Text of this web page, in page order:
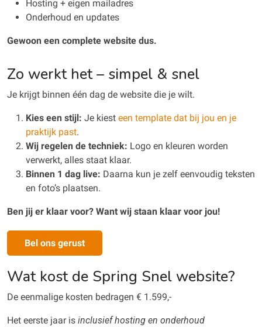
Hosting + eigen mailadres
Onderhoud en updates
Gewoon een complete website dus.
Zo werkt het – simpel & snel
Je krijgt binnen één dag de website die je wilt.
Kies een stijl: Je kiest een template dat bij jou en je
praktijk past.
Wij regelen de techniek: Logo en kleuren worden
verwerkt, alles staat klaar.
Binnen 1 dag live: Daarna kun je zelf eenvoudig teksten
en foto’s plaatsen.
Ben jij er klaar voor? Want wij staan klaar voor jou!
Bel ons gerust
Wat kost de Spring Snel website?
De eenmalige kosten bedragen € 1.599,-
Het eerste jaar is inclusief hosting en onderhoud